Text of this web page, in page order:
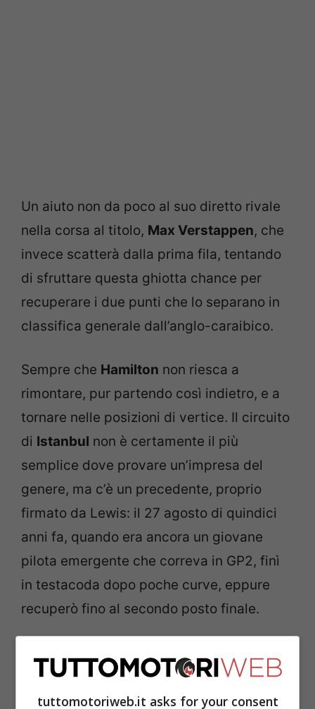
Un aiuto non da poco al suo diretto rivale
nella corsa al titolo, Max Verstappen, che
invece scatterà dalla prima fila, tentando
di sfruttare questa ghiotta chance per
recuperare i due punti che lo separano in
classifica generale dall’anglo-caraibico.
Sempre che Hamilton non riesca a
rimontare, pur partendo così indietro, e a
tornare nelle posizioni di vertice. Il circuito
di Istanbul non è certamente il più
semplice dove provare un’impresa del
genere, ma c’è un precedente, proprio
firmato da Lewis: il 27 agosto di quindici
anni fa, quando era ancora un giovane
pilota emergente che correva in GP2, finì
in testacoda dopo poche curve, eppure
recuperò fino al secondo posto finale.
Red Bull, Horner non si fa
tuttomotoriweb.it asks for your consent